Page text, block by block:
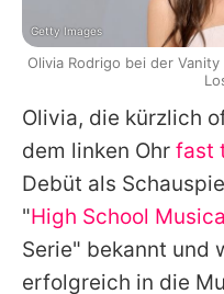
Olivia, die kürzlich
dem linken Ohr fast
Debüt als
"High School
Serie" bekannt und
erfolgreich in die
Getty Images
Olivia Rodrigo bei der